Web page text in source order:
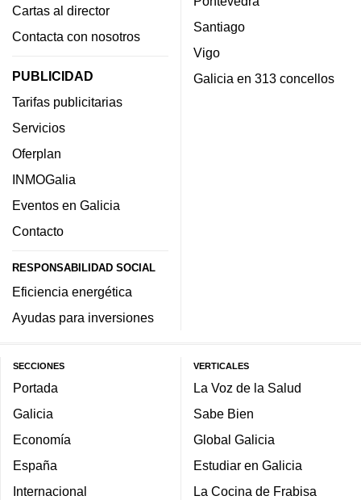
Cartas al director
Contacta con nosotros
PUBLICIDAD
Tarifas publicitarias
Servicios
Oferplan
INMOGalia
Eventos en Galicia
Contacto
RESPONSABILIDAD SOCIAL
Eficiencia energética
Ayudas para inversiones
Santiago
Vigo
Galicia en 313 concellos
SECCIONES
Portada
Galicia
Economía
España
Internacional
VERTICALES
La Voz de la Salud
Sabe Bien
Global Galicia
Estudiar en Galicia
La Cocina de Frabisa